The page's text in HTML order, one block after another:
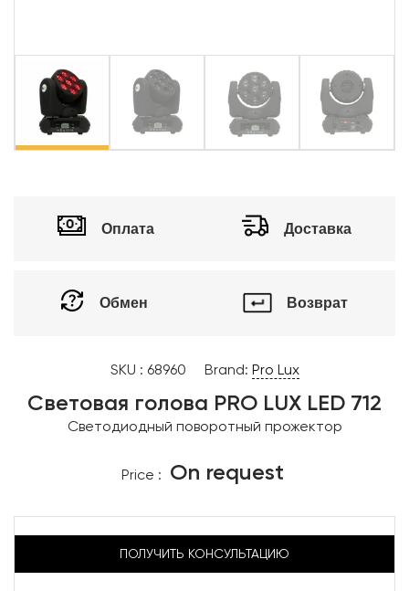
Оплата Доставка
Обмен Возврат
SKU : 68960 Brand: Pro Lux
Световая голова PRO LUX LED 712
Светодиодный поворотный прожектор
Price : On request
ПОЛУЧИТЬ КОНСУЛЬТАЦИЮ